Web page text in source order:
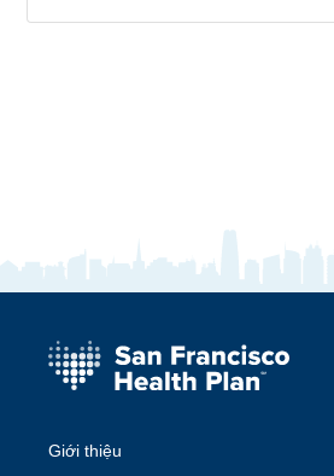
Giới thiệu